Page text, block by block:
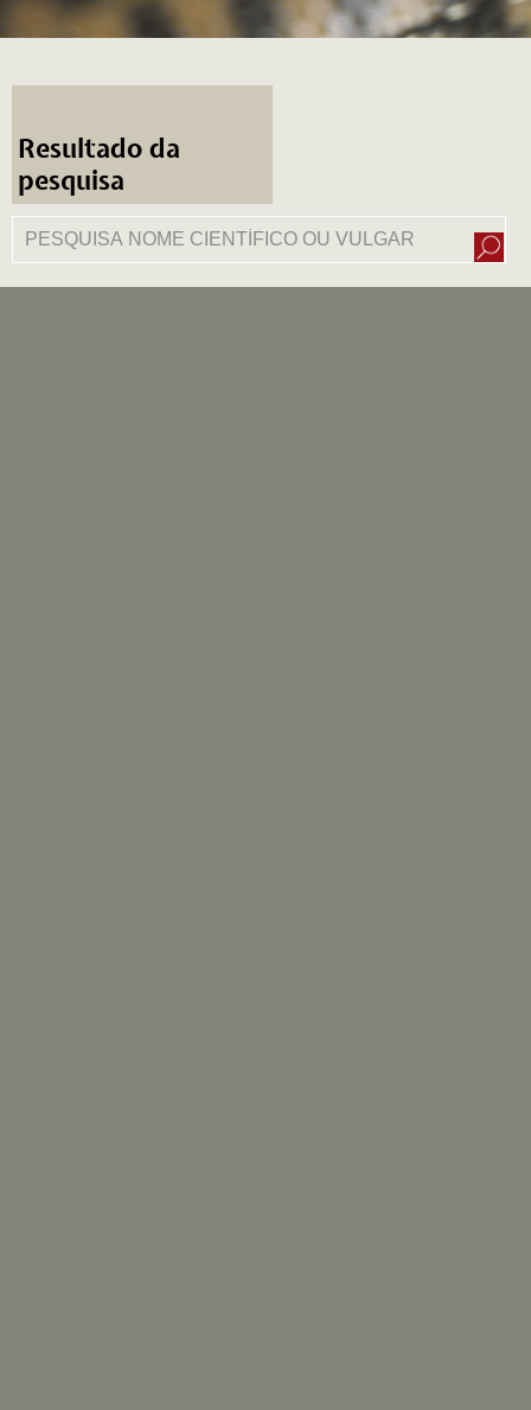
Resultado da
pesquisa